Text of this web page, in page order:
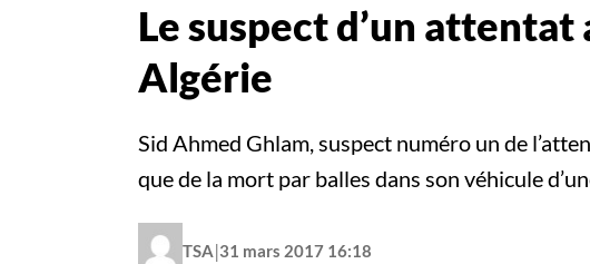
Le suspect d’un
Algérie
Sid Ahmed Ghlam, suspect numéro un de
que de la mort par balles dans son véhicule
TSA|31 mars 2017 16:18